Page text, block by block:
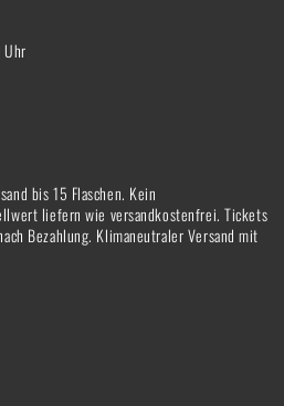
bis 15 Flaschen. Kein
liefern wie versandkostenfrei. Tickets
Bezahlung. Klimaneutraler Versand mit